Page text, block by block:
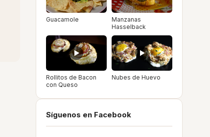
Guacamole
Manzanas
Hasselback
Rollitos de Bacon
con Queso
Nubes de Huevo
Síguenos en Facebook